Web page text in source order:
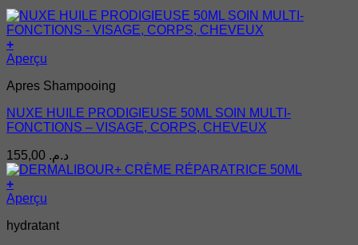
+
Aperçu
Apres Shampooing
NUXE HUILE PRODIGIEUSE 50ML SOIN MULTI-
FONCTIONS – VISAGE, CORPS, CHEVEUX
د.م.
+
Aperçu
hydratant